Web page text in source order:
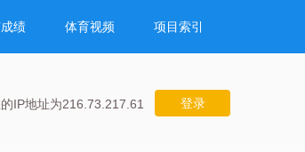
绩 体育视频 项目索引
IP地址为216.73.217.61 登录